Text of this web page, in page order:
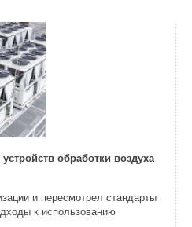
обработки воздуха
и пересмотрел стандарты
к использованию